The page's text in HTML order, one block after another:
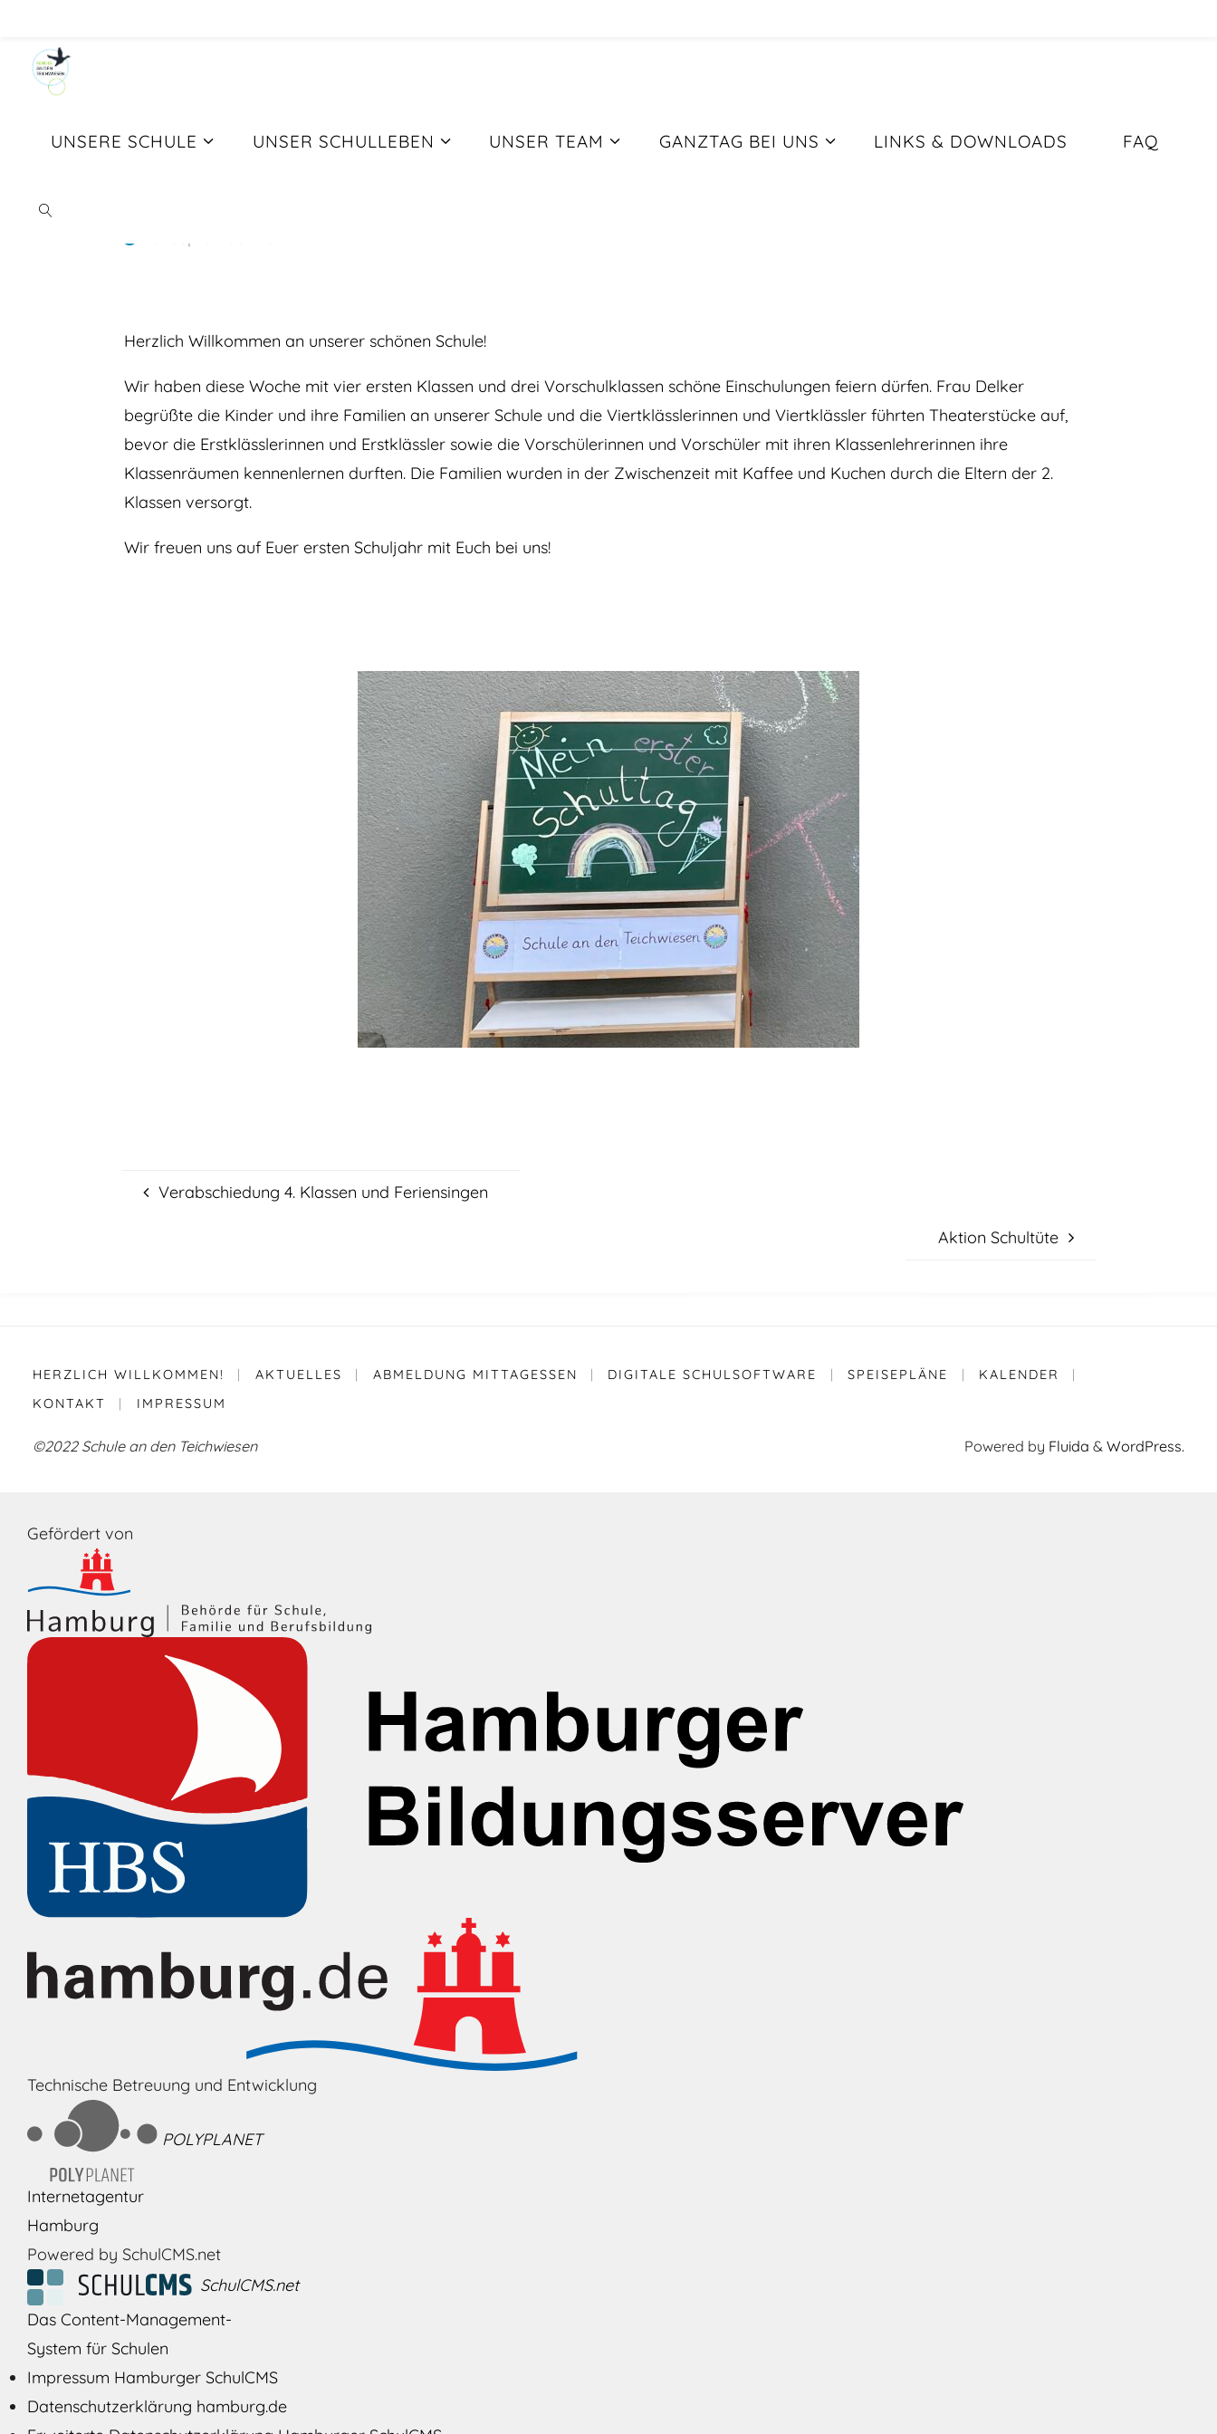
UNSERE SCHULE UNSER SCHULLEBEN UNSER TEAM GANZTAG BEI UNS LINKS & DOWNLOADS FAQ
Herzlich Willkommen an unserer schönen Schule!
Wir haben diese Woche mit vier ersten Klassen und drei Vorschulklassen schöne Einschulungen feiern dürfen. Frau Delker
begrüßte die Kinder und ihre Familien an unserer Schule und die Viertklässlerinnen und Viertklässler führten Theaterstücke auf,
bevor die Erstklässlerinnen und Erstklässler sowie die Vorschülerinnen und Vorschüler mit ihren Klassenlehrerinnen ihre
Klassenräumen kennenlernen durften. Die Familien wurden in der Zwischenzeit mit Kaffee und Kuchen durch die Eltern der 2.
Klassen versorgt.
Wir freuen uns auf Euer ersten Schuljahr mit Euch bei uns!
Verabschiedung 4. Klassen und Feriensingen
Aktion Schultüte
HERZLICH WILLKOMMEN! | AKTUELLES | ABMELDUNG MITTAGESSEN | DIGITALE SCHULSOFTWARE | SPEISEPLÄNE | KALENDER
|
KONTAKT
| IMPRESSUM
©2022 Schule an den Teichwiesen Powered by Fluida & WordPress.
Gefördert von
Technische Betreuung und Entwicklung
POLYPLANET
Internetagentur
Hamburg
Powered by SchulCMS.net
SchulCMS.net
Das Content-Management-
System für Schulen
Impressum Hamburger SchulCMS
Datenschutzerklärung hamburg.de